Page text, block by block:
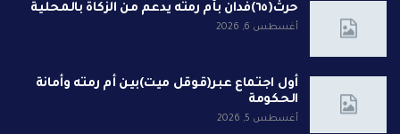
حرث(٦٥)فدان بأم رمته يدعم من الزكاة بالمحلية
أغسطس 6, 2026
أول اجتماع عبر(قوقل ميت)بين أم رمته وأمانة
الحكومة
أغسطس 5, 2026